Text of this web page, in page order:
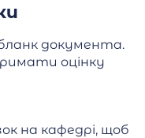
документа.
оцінку
на кафедрі, щоб